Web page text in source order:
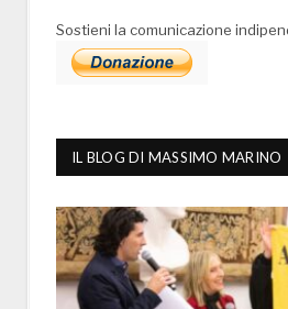
Sostieni la comunicazione
IL BLOG DI MASSIMO MARINO